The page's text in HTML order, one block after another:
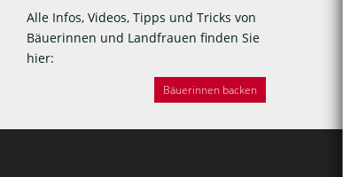
Alle Infos, Videos, Tipps und Tricks von
Bäuerinnen und Landfrauen finden Sie
hier:
Bäuerinnen backen